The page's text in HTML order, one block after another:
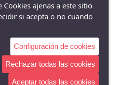
ajenas a este sitio
si acepta o no cuando
Configuración de cookies
Rechazar todas las cookies
Aceptar todas las cookies